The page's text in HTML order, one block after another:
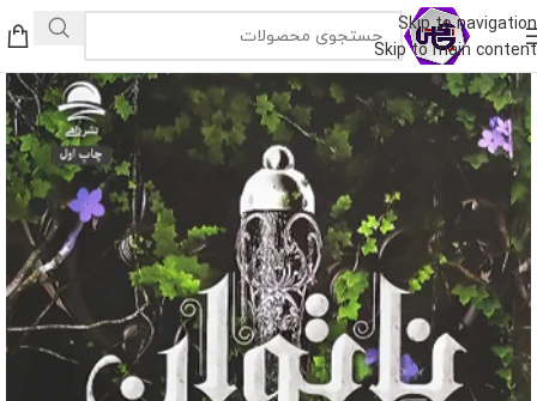
Skip to navigation
Skip to main content